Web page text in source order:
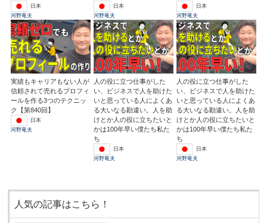
日本
河野竜夫
日本
河野竜夫
日本
河野竜夫
実績もキャリアもない人が
信頼されて売れるプロフィ
ールを作る3つのテクニッ
ク【第840回】
日本
河野竜夫
人の役に立つ仕事がした
い、ビジネスで人を助けた
いと思っている人によくあ
る大いなる勘違い。人を助
けとか人の役に立ちたいと
かは100年早い僕たち私た
ち
日本
河野竜夫
人の役に立つ仕事がした
い、ビジネスで人を助けた
いと思っている人によくあ
る大いなる勘違い。人を助
けとか人の役に立ちたいと
かは100年早い僕たち私た
ち
日本
河野竜夫
人気の記事はこちら！